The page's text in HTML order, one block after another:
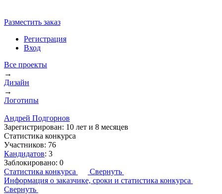
Разместить заказ
Регистрация
Вход
Все проекты
→
Дизайн
→
Логотипы
Андрей Подгорнов
Зарегистрирован: 10 лет и 8 месяцев
Статистика конкурса
Участников: 76
Кандидатов: 3
Заблокировано: 0
Статистика конкурса
Свернуть
Информация о заказчике, сроки и статистика конкурса
Свернуть